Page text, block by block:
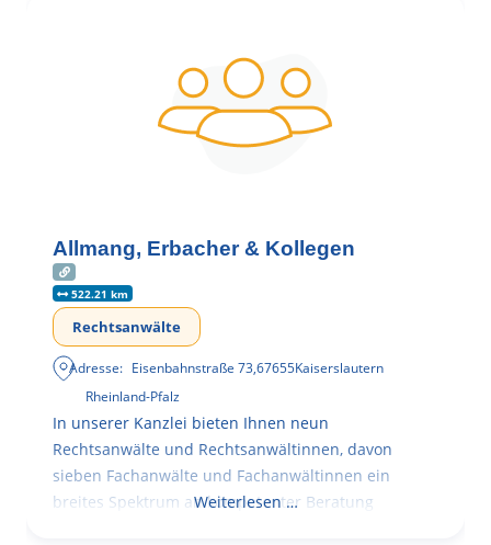
Allmang, Erbacher & Kollegen
522.21 km
Rechtsanwälte
Adresse: Eisenbahnstraße 73,67655Kaiserslautern
Rheinland-Pfalz
In unserer Kanzlei bieten Ihnen neun
Rechtsanwälte und Rechtsanwältinnen, davon
sieben Fachanwälte und Fachanwältinnen ein
breites Spektrum an kompetenter Beratung
Weiterlesen …